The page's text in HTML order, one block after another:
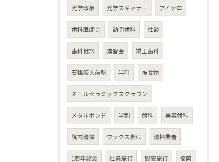
光学印象 光学スキャナー アイテロ
歯科医師会 訪問歯科 往診
歯科健診 講習会 矯正歯科
石橋阪大前駅 半町 被せ物
オールセラミックスクラウン
メタルボンド 学割 歯科 美容歯科
院内清掃 ワックス掛け 清掃業者
1周年記念 社員旅行 慰安旅行 福岡